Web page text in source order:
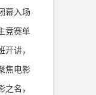
幕入场
竞赛单
讲，
焦电影
名，